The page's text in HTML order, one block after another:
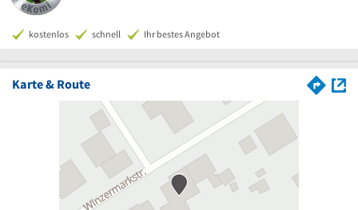
kostenlos schnell Ihr bestes Angebot
Karte & Route